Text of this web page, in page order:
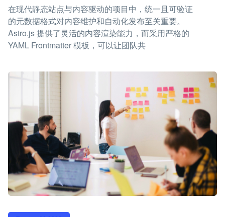
在现代静态站点与内容驱动的项目中，统一且可验证
的元数据格式对内容维护和自动化发布至关重要。
Astro.js 提供了灵活的内容渲染能力，而采用严格的
YAML Frontmatter 模板，可以让团队共